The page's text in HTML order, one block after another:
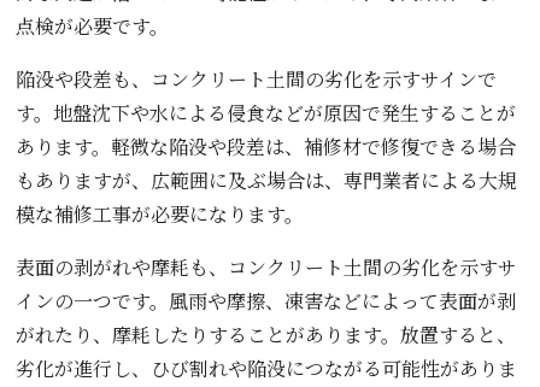
点検が必要です。
陥没や段差も、コンクリート土間の劣化を示すサインで
す。地盤沈下や水による侵食などが原因で発生することが
あります。軽微な陥没や段差は、補修材で修復できる場合
もありますが、広範囲に及ぶ場合は、専門業者による大規
模な補修工事が必要になります。
表面の剥がれや摩耗も、コンクリート土間の劣化を示すサ
インの一つです。風雨や摩擦、凍害などによって表面が剥
がれたり、摩耗したりすることがあります。放置すると、
劣化が進行し、ひび割れや陥没につながる可能性がありま